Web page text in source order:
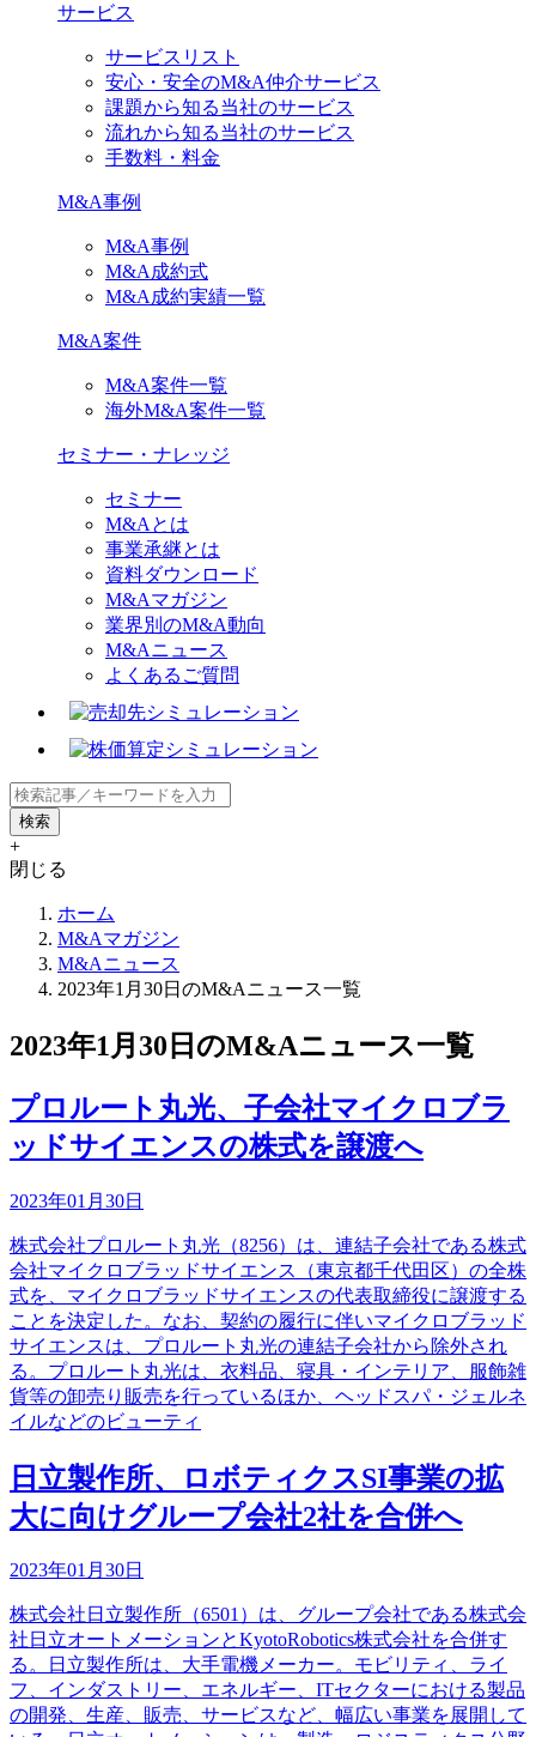
サービス
サービスリスト
安心・安全のM&A仲介サービス
課題から知る当社のサービス
流れから知る当社のサービス
手数料・料金
M&A事例
M&A事例
M&A成約式
M&A成約実績一覧
M&A案件
M&A案件一覧
海外M&A案件一覧
セミナー・ナレッジ
セミナー
M&Aとは
事業承継とは
資料ダウンロード
M&Aマガジン
業界別のM&A動向
M&Aニュース
よくあるご質問
+
閉じる
ホーム
M&Aマガジン
M&Aニュース
2023年1月30日のM&Aニュース一覧
2023年1月30日のM&Aニュース一覧
プロルート丸光、子会社マイクロブラ
ッドサイエンスの株式を譲渡へ
2023年01月30日
株式会社プロルート丸光（8256）は、連結子会社である株式
会社マイクロブラッドサイエンス（東京都千代田区）の全株
式を、マイクロブラッドサイエンスの代表取締役に譲渡する
ことを決定した。なお、契約の履行に伴いマイクロブラッド
サイエンスは、プロルート丸光の連結子会社から除外され
る。プロルート丸光は、衣料品、寝具・インテリア、服飾雑
貨等の卸売り販売を行っているほか、ヘッドスパ・ジェルネ
イルなどのビューティ
日立製作所、ロボティクスSI事業の拡
大に向けグループ会社2社を合併へ
2023年01月30日
株式会社日立製作所（6501）は、グループ会社である株式会
社日立オートメーションとKyotoRobotics株式会社を合併す
る。日立製作所は、大手電機メーカー。モビリティ、ライ
フ、インダストリー、エネルギー、ITセクターにおける製品
の開発、生産、販売、サービスなど、幅広い事業を展開して